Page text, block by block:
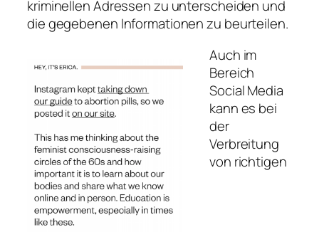
kriminellen Adressen zu unterscheiden und
die gegebenen Informationen zu beurteilen.
Auch im
Bereich
Social Media
kann es bei
der
Verbreitung
von richtigen